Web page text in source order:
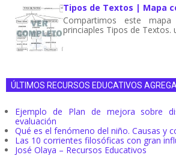
Tipos de Textos | Mapa
Compartimos este mapa
princiaples Tipos de Textos.
ÚLTIMOS RECURSOS EDUCATIVOS
Ejemplo de Plan de mejora sobre
evaluación
Qué es el fenómeno del niño. Causas y
Las 10 corrientes filosóficas con gran
José Olaya – Recursos Educativos